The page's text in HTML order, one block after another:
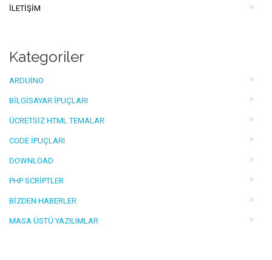
İLETIŞIM
Kategoriler
ARDUINO
BILGISAYAR İPUÇLARI
ÜCRETSIZ HTML TEMALAR
CODE İPUÇLARI
DOWNLOAD
PHP SCRIPTLER
BIZDEN HABERLER
MASA ÜSTÜ YAZILIMLAR